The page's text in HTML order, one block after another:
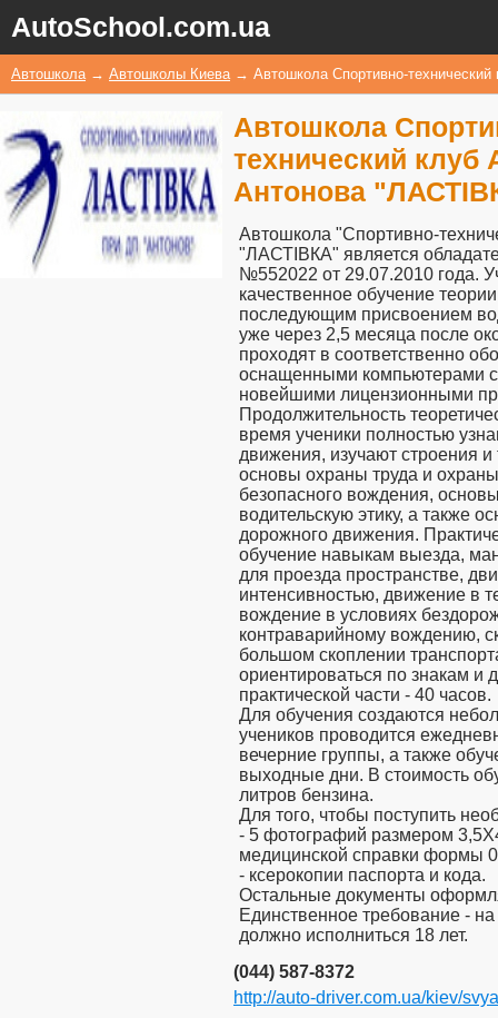
AutoSchool.com.ua
Автошкола → Автошколы Киева → Автошкола Спортивно-
Автошкола
технический клуб
Антонова
Автошкола "Спортивно-
"ЛАСТІВКА" является
№552022 от 29.07.2010 года.
качественное обучение
последующим присвоением
уже через 2,5 месяца после
проходят в соответственно
оснащенными компьютерами
новейшими лицензионными
Продолжительность
время ученики полностью
движения, изучают строения и
основы охраны труда и
безопасного вождения,
водительскую этику, а также
дорожного движения.
обучение навыкам выезда,
для проезда пространстве,
интенсивностью, движение в
вождение в условиях
контраварийному вождению,
большом скоплении
ориентироваться по знакам и
практической части - 40 часов.
Для обучения создаются
учеников проводится
вечерние группы, а также
выходные дни. В стоимость
литров бензина.
Для того, чтобы поступить
- 5 фотографий размером
медицинской справки формы
- ксерокопии паспорта и кода.
Остальные документы
Единственное требование -
должно исполниться 18 лет.
(044) 587-8372
http://auto-driver.com.ua/kiev/